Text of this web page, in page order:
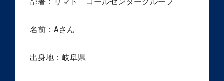
名前：Aさん
出身地：岐阜県